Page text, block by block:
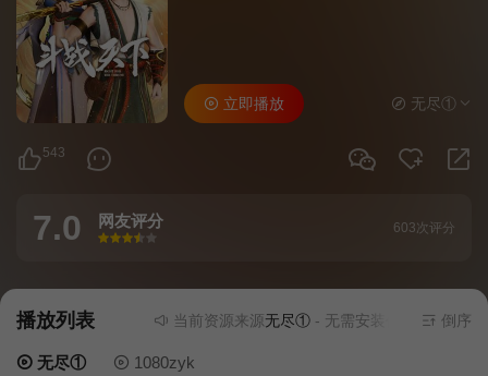
543
立即播放 无尽①
7.0 网友评分
很差
较差还行推荐力荐
603次评分
播放列表 当前资源来源无尽①- 无需安装任何插件 倒序
无尽① 1080zyk